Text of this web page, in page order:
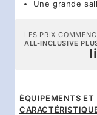
Une grande
LES PRIX
ALL-INCLUSIVE
ÉQUIPEMENTS ET